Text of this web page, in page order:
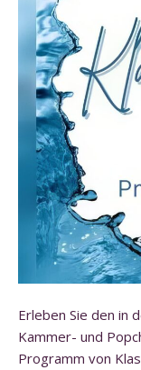
Erleben Sie den in
Kammer- und
Programm von